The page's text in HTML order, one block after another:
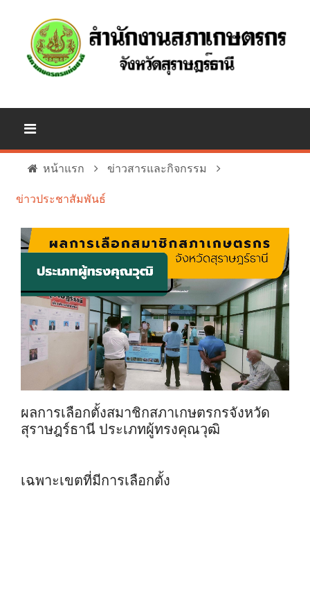
หน้าแรก
ข่าวสารและกิจกรรม
ข่าวประชาสัมพันธ์
ผลการเลือกตั้งสมาชิกสภาเกษตรกรจังหวัด
สุราษฎร์ธานี ประเภทผู้ทรงคุณวุฒิ
เฉพาะเขตที่มีการเลือกตั้ง